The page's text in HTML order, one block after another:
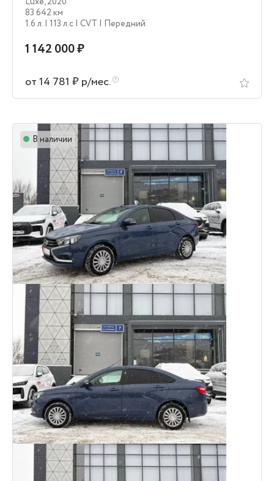
83 642 км
1.6 л. | 113 л.c | CVT | Передний
1 142 000 ₽
от 14 781 ₽ р/мес.
В наличии